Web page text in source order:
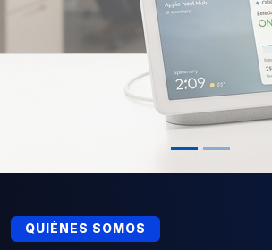
QUIÉNES SOMOS